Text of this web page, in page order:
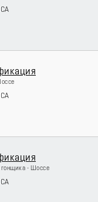
гонщика - Шоссе